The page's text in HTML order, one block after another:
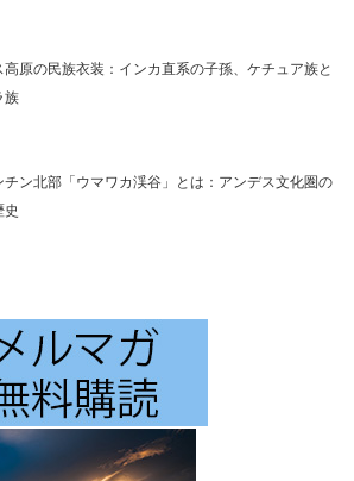
高原の民族衣装：インカ直系の子孫、ケチュア族と
族
チン北部「ウマワカ渓谷」とは：アンデス文化圏の
史